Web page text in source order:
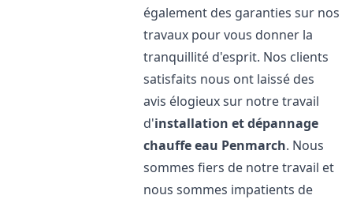
également des garanties sur nos
travaux pour vous donner la
tranquillité d'esprit. Nos clients
satisfaits nous ont laissé des
avis élogieux sur notre travail
d'installation et dépannage
chauffe eau Penmarch. Nous
sommes fiers de notre travail et
nous sommes impatients de